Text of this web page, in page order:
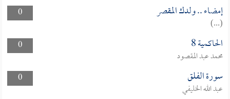
0
إمضاء .. ولدك المقصر
(...)
0
الحاكمية 8
محمد عبد المقصود
0
سورة الفلق
عبد الله الخليفي